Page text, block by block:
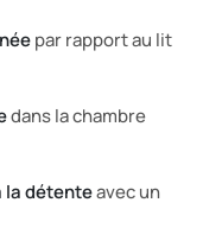
par rapport au lit
dans la chambre
la détenteavec un